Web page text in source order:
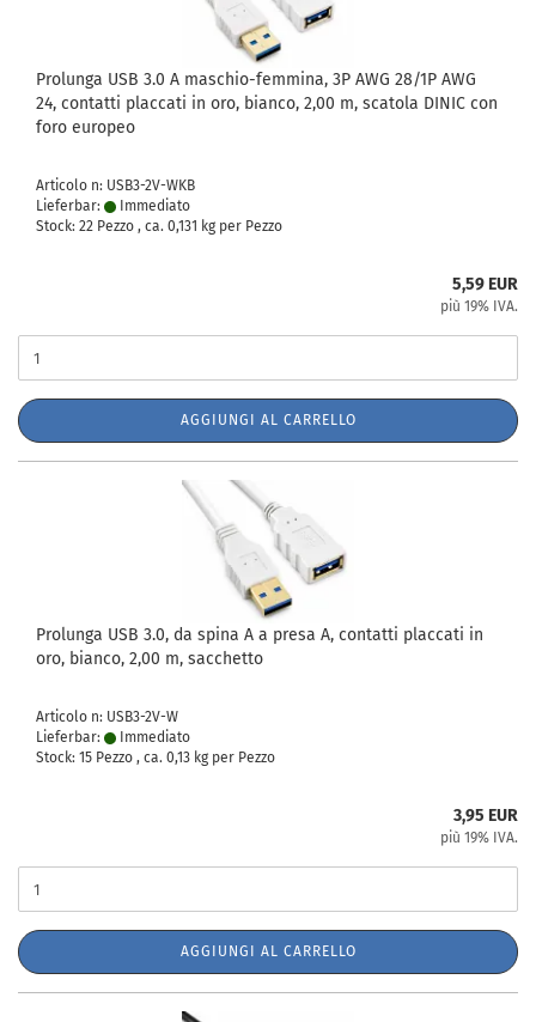
Prolunga USB 3.0 A maschio-femmina, 3P AWG 28/1P AWG
24, contatti placcati in oro, bianco, 2,00 m, scatola DINIC con
foro europeo
Articolo n: USB3-2V-WKB
Lieferbar:
Immediato
Stock: 22 Pezzo , ca. 0,131 kg per Pezzo
5,59 EUR
più 19% IVA.
AGGIUNGI AL CARRELLO
Prolunga USB 3.0, da spina A a presa A, contatti placcati in
oro, bianco, 2,00 m, sacchetto
Articolo n: USB3-2V-W
Lieferbar:
Immediato
Stock: 15 Pezzo , ca. 0,13 kg per Pezzo
3,95 EUR
più 19% IVA.
AGGIUNGI AL CARRELLO